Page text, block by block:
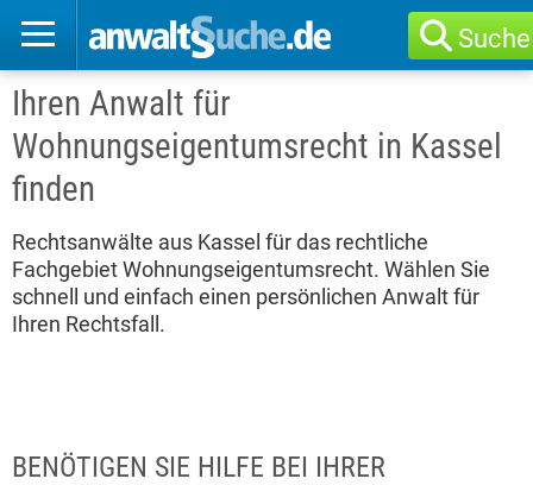
Suche
Ihren Anwalt für
Wohnungseigentumsrecht in Kassel
finden
Rechtsanwälte aus Kassel für das rechtliche
Fachgebiet Wohnungseigentumsrecht. Wählen Sie
schnell und einfach einen persönlichen Anwalt für
Ihren Rechtsfall.
BENÖTIGEN SIE HILFE BEI IHRER